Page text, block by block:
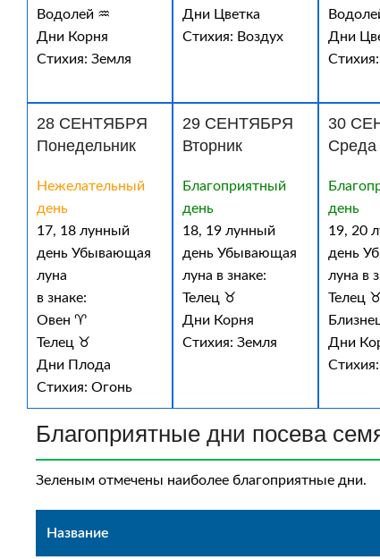
Водолей ♒
Дни Корня
Стихия: Земля
Дни Цветка
Стихия: Воздух
Дни
28 СЕНТЯБРЯ
Понедельник
Нежелательный
день
17, 18 лунный
день Убывающая
луна
в знаке:
Овен ♈
Телец ♉
Дни Плода
Стихия: Огонь
29 СЕНТЯБРЯ
Вторник
Благоприятный
день
18, 19 лунный
день Убывающая
луна в знаке:
Телец ♉
Дни Корня
Стихия: Земля
30
Среда
день
19, 20
день
луна в
Телец ♉
Дни
Благоприятные дни посева
Зеленым отмечены наиболее благоприятные дни.
Название